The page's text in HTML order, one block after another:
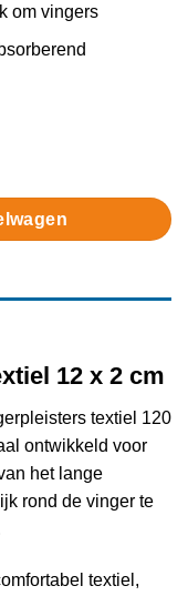
om vingers
aantal
12 x 2 cm
textiel 120
ontwikkeld voor
het lange
rond de vinger te
textiel,